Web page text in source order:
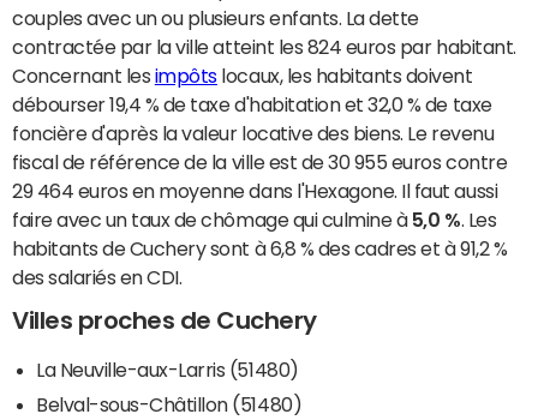
couples avec un ou plusieurs enfants. La dette
contractée par la ville atteint les 824 euros par habitant.
Concernant les impôtslocaux, les habitants doivent
débourser 19,4 % de taxe d'habitation et 32,0 % de taxe
foncière d'après la valeur locative des biens. Le revenu
fiscal de référence de la ville est de 30 955 euros contre
29 464 euros en moyenne dans l'Hexagone. Il faut aussi
faire avec un taux de chômage qui culmine à 5,0 % . Les
habitants de Cuchery sont à 6,8 % des cadres et à 91,2 %
des salariés en CDI.
Villes proches de Cuchery
La Neuville-aux-Larris (51480)
Belval-sous-Châtillon (51480)